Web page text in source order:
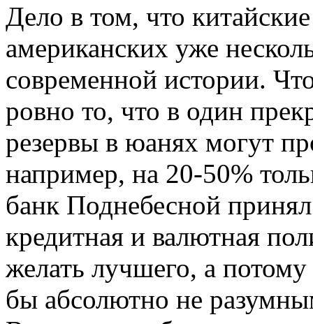
Дело в том, что
американских уже
современной истории.
ровно то, что в один
резервы в юанях могут
например, на 20-50%
банк Поднебесной
кредитная и валютная
желать лучшего, а
бы абсолютно не